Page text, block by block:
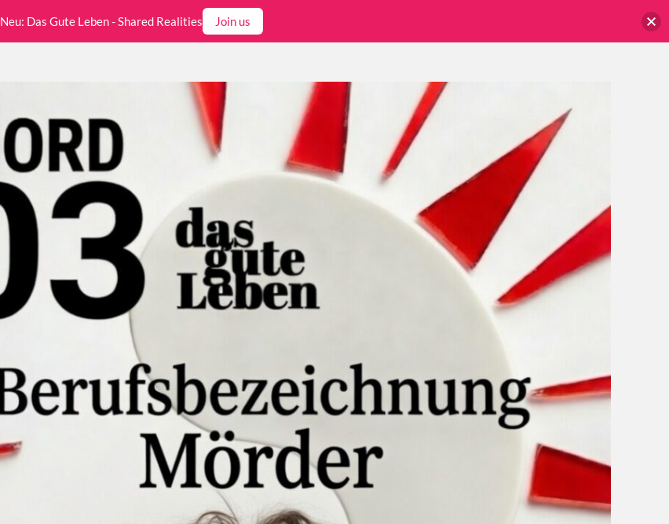
Neu: Das Gute Leben - Shared Realities Join us